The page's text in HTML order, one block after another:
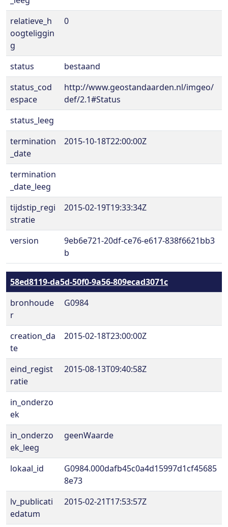
relatieve_h
oogteliggin
g
0
status
bestaand
status_cod
espace
http://www.geostandaarden.nl/imgeo/
def/2.1#Status
status_leeg
termination
_date
2015-10-18T22:00:00Z
termination
_date_leeg
tijdstip_regi
stratie
2015-02-19T19:33:34Z
version
9eb6e721-20df-ce76-e617-838f6621bb3
b
58ed8119-da5d-50f0-9a56-809ecad3071c
bronhoude
r
G0984
creation_da
te
2015-02-18T23:00:00Z
eind_regist
ratie
2015-08-13T09:40:58Z
in_onderzo
ek
in_onderzo
ek_leeg
geenWaarde
lokaal_id
G0984.000dafb45c0a4d15997d1cf45685
8e73
lv_publicati
edatum
2015-02-21T17:53:57Z